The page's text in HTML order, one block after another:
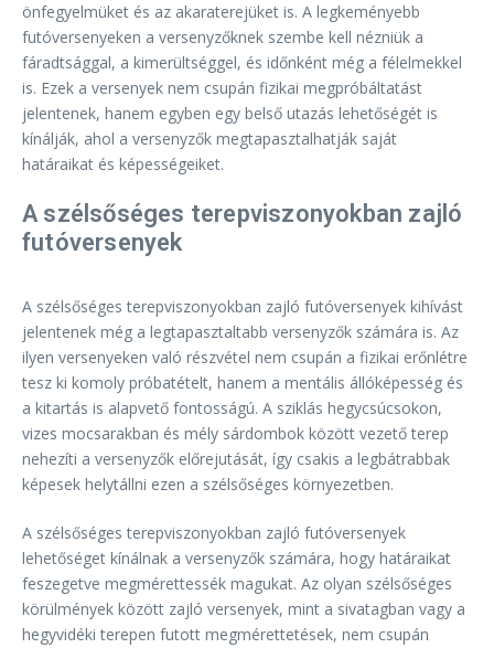
önfegyelmüket és az akaraterejüket is. A legkeményebb
futóversenyeken a versenyzőknek szembe kell nézniük a
fáradtsággal, a kimerültséggel, és időnként még a félelmekkel
is. Ezek a versenyek nem csupán fizikai megpróbáltatást
jelentenek, hanem egyben egy belső utazás lehetőségét is
kínálják, ahol a versenyzők megtapasztalhatják saját
határaikat és képességeiket.
A szélsőséges terepviszonyokban zajló
futóversenyek
A szélsőséges terepviszonyokban zajló futóversenyek kihívást
jelentenek még a legtapasztaltabb versenyzők számára is. Az
ilyen versenyeken való részvétel nem csupán a fizikai erőnlétre
tesz ki komoly próbatételt, hanem a mentális állóképesség és
a kitartás is alapvető fontosságú. A sziklás hegycsúcsokon,
vizes mocsarakban és mély sárdombok között vezető terep
nehezíti a versenyzők előrejutását, így csakis a legbátrabbak
képesek helytállni ezen a szélsőséges környezetben.
A szélsőséges terepviszonyokban zajló futóversenyek
lehetőséget kínálnak a versenyzők számára, hogy határaikat
feszegetve megmérettessék magukat. Az olyan szélsőséges
körülmények között zajló versenyek, mint a sivatagban vagy a
hegyvidéki terepen futott megmérettetések, nem csupán